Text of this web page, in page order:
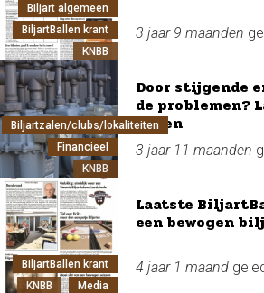
Biljart algemeen
BiljartBallen krant
KNBB
3 jaar 9 maanden
Biljartzalen/clubs/lokaliteiten
Financieel
KNBB
Door stijgende
de problemen?
weten
3 jaar 11 maanden
BiljartBallen krant
KNBB
Media
Laatste
een bewogen
4 jaar 1 maand